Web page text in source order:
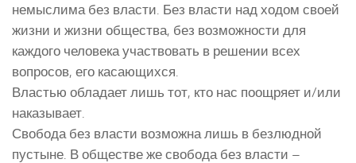
немыслима без власти. Без власти над ходом своей
жизни и жизни общества, без возможности для
каждого человека участвовать в решении всех
вопросов, его касающихся.
Властью обладает лишь тот, кто нас поощряет и/или
наказывает.
Свобода без власти возможна лишь в безлюдной
пустыне. В обществе же свобода без власти –